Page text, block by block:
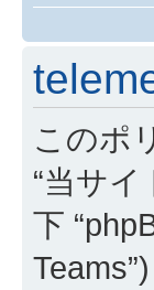
このポ
“当サイ
下